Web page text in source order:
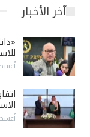
آخر الأخبار
أغسطس
أغسطس